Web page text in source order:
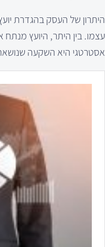
היתרון של העסק בהגדרת
עצמו. בין היתר, היועץ
אסטרטגי היא השקעה